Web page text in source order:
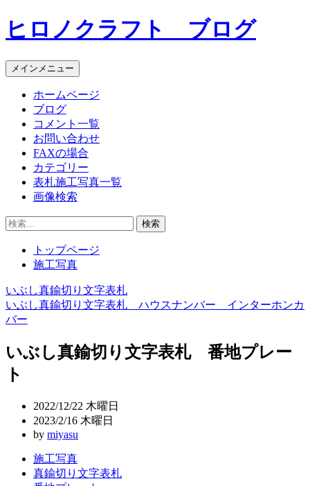
コ
ン
ン
ツ
ヒロノクラフト ブログ
メインメニュー
ホームページ
ブログ
コメント一覧
お問い合わせ
FAXの場合
カテゴリー
表札施工写真一覧
画像検索
検
トップページ
施工写真
投
稿
ビ
ゲ
いぶし真鍮切り文字表札
いぶし真鍮切り文字表札 ハウスナンバー インターホンカ
バー
いぶし真鍮切り文字表札 番地プレー
ト
2022/12/22 木曜日
2023/2/16 木曜日
by miyasu
施工写真
真鍮切り文字表札